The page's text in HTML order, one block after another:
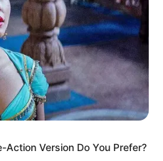
Version Do You Prefer?